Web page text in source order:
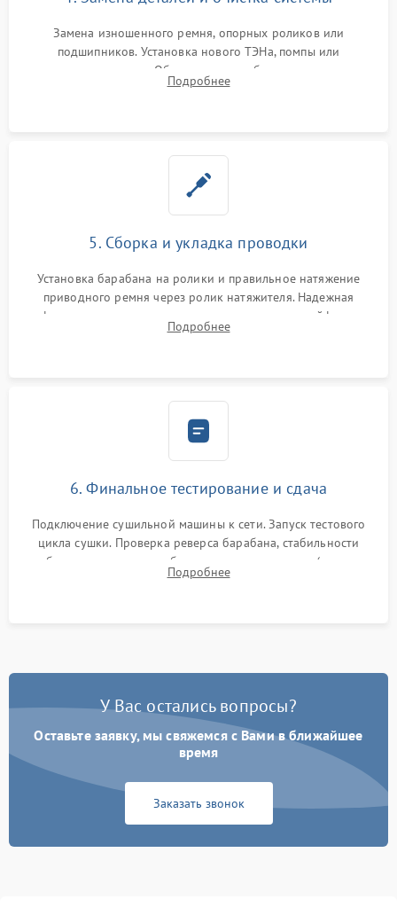
Замена изношенного ремня, опорных роликов или
подшипников. Установка нового ТЭНа, помпы или
термодатчиков. Обязательная глубокая очистка
конденсатора, крыльчатки вентилятора и воздуховодов от
Подробнее
5. Сборка и укладка проводки
Установка барабана на ролики и правильное натяжение
приводного ремня через ролик натяжителя. Надежная
фиксация всех узлов, подключение клемм и шлейфов к
модулю управления. Монтаж корпусных панелей, люка и
Подробнее
6. Финальное тестирование и сдача
Подключение сушильной машины к сети. Запуск тестового
цикла сушки. Проверка реверса барабана, стабильности
набора температуры, работы дренажного насоса (откачка
конденсата) и отсутствия посторонних скрипов, стуков или
Подробнее
У Вас остались вопросы?
Оставьте заявку, мы свяжемся с Вами в ближайшее
время
Заказать звонок